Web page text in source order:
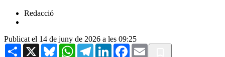
Redacció
Publicat el 14 de juny de 2026 a les 09:25
Share X BlueskyWhatsAppTelegramLinkedInFacebook
Email